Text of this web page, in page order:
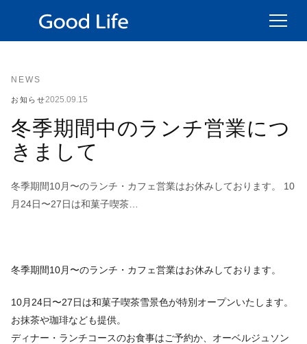
NEWS
お知らせ2025.09.15
冬季期間中のランチ営業につ
きまして
冬季期間10月〜のランチ・カフェ営業はお休みしております。 10
月24日〜27日は和菓子喫茶…
冬季期間10月〜のランチ・カフェ営業はお休みしております。
10月24日〜27日は和菓子喫茶雪景色が特別オープンいたします。
お抹茶や珈琲なども提供。
ディナー・ランチコースのお食事はご予約か、オーベルジュソン